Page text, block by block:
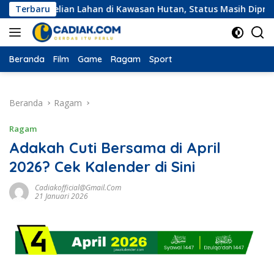
Langsung
ke
konten
Terbaru
Lahan di Kawasan Hutan, Status Masih Diproses
Beranda Film Game Ragam Sport
Beranda Ragam
Ragam
Adakah Cuti Bersama di April
2026? Cek Kalender di Sini
Cadiakofficial@gmail.com
21 Januari 2026